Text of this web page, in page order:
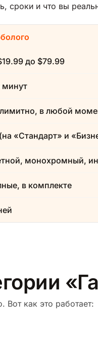
сроки и что вы
до $79.99
минут
в любой
«Стандарт» и
монохромный,
в комплекте
Вот как это работает: